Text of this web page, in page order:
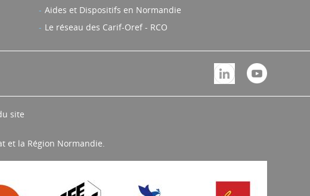
Aides et Dispositifs en Normandie
Le réseau des Carif-Oref - RCO
site
et la Région Normandie.